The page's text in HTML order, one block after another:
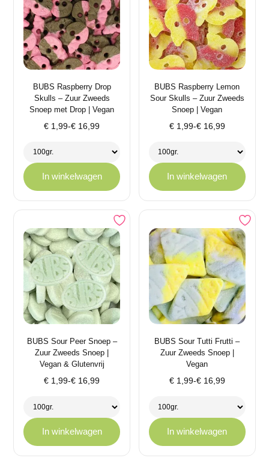
BUBS Raspberry Drop
Skulls – Zuur Zweeds
Snoep met Drop | Vegan
€ 1,99-€ 16,99
Prijsklasse:
tot
€ 16,99
In winkelwagen
BUBS Raspberry Lemon
Sour Skulls – Zuur Zweeds
Snoep | Vegan
€1,99-€16,99
Prijsklasse:
tot
€ 16,99
In winkelwagen
BUBS Sour Peer Snoep –
Zuur Zweeds Snoep |
Vegan & Glutenvrij
€ 1,99-€ 16,99
Prijsklasse:
tot
€ 16,99
In winkelwagen
BUBS Sour Tutti Frutti –
Zuur Zweeds Snoep |
Vegan
€1,99-€16,99
Prijsklasse:
tot
€ 16,99
In winkelwagen